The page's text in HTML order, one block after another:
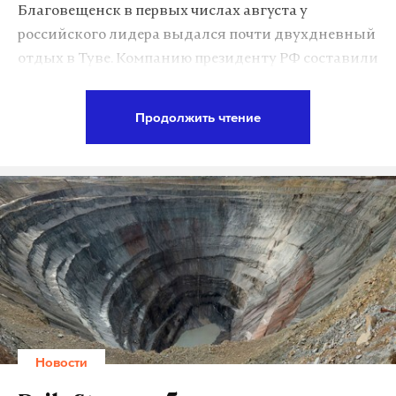
200 тысяч кубических метров грунтовых вод.
Эвакуацию персонала осложнили неработающие
электроэнергия. По данным источника Daily
Storm, вода хлынула из отработанного карьера
На 13:00 по московскому времени спасатели
установили связь с 130 шахтерами, которые
находятся в горных выработках рудника. Подача
электроэнергии восстановлена, организована
работа двух подъемников. Эвакуация идет
полным ходом.
Благовещенск в первых числах августа у
российского лидера выдался почти двухдневный
отдых в Туве. Компанию президенту РФ составили
каскаде горных озер, позанимался подводной
охотой, загорал, сплавлялся по горным рекам,
порогам, протокам на моторных лодках и плотах,
совершал пешие и на квадроциклах переходы по
горам», – рассказал пресс-секретарь Путина.
Подпишитесь на Daily Storm вMAX. Он
работает там, где тормозит интернет.
Продолжить чтение
Новости